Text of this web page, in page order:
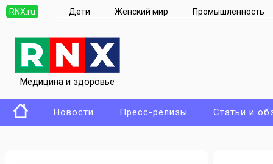
RNX.ru Дети Женский мир Промышленность
Медицина и здоровье
Новости Пресс-релизы Статьи и